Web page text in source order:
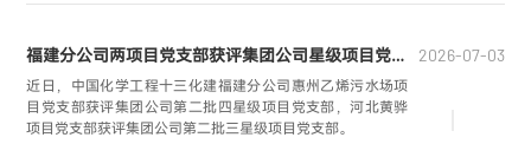
福建分公司两项目党支部获评集团公司星级项目党支部荣誉 2026-07-03
近日，中国化学工程十三化建福建分公司惠州乙烯污水场项
目党支部获评集团公司第二批四星级项目党支部，河北黄骅
项目党支部获评集团公司第二批三星级项目党支部。